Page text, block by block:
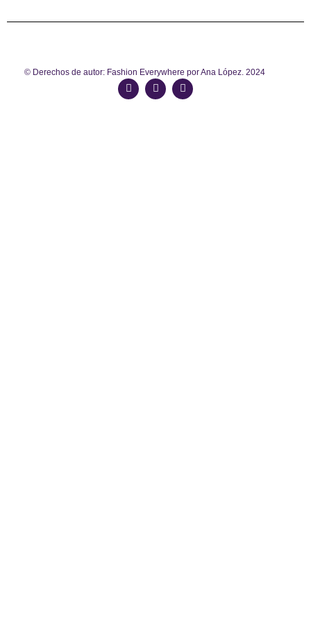
© Derechos de autor: Fashion Everywhere por Ana López. 2024